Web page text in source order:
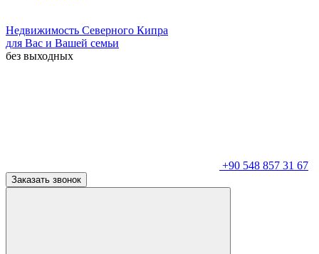
Недвижимость Северного Кипра
для Вас и Вашей семьи
без выходных
+90 548 857 31 67
Заказать звонок